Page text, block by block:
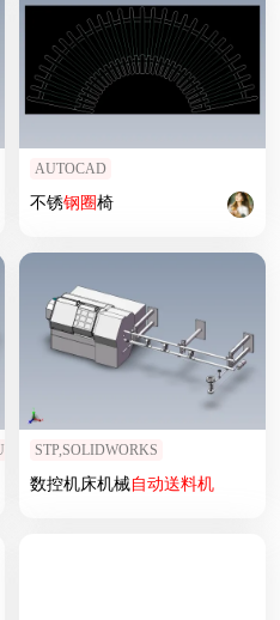
AUTOCAD
不锈钢圈椅
STP,SOLIDWORKS
数控机床机械自动送料机